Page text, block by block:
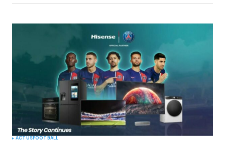
ACTUSFOOTBALL